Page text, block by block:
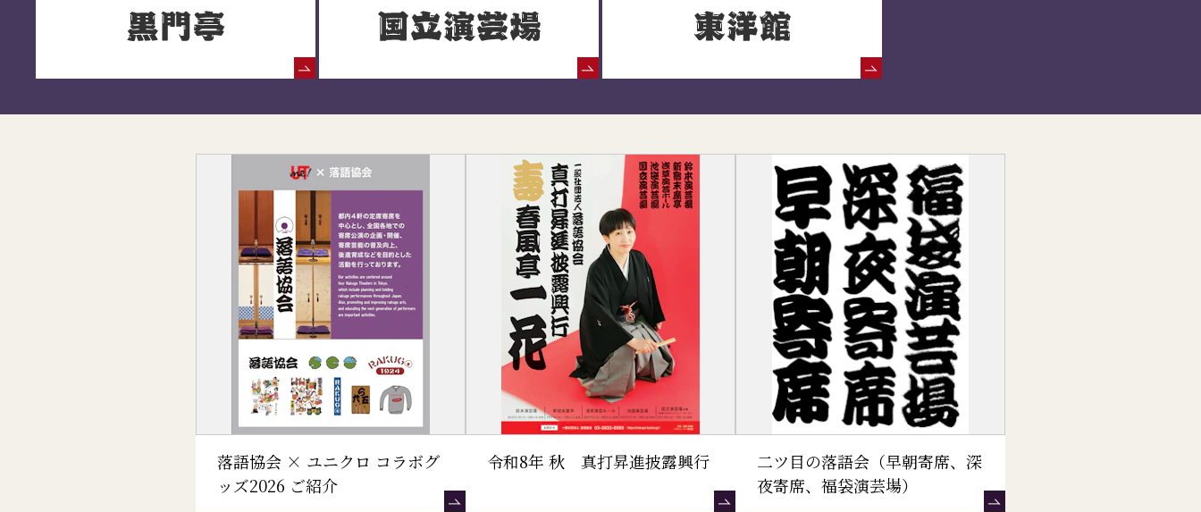
落語協会 × ユニクロ コラボグ
ッズ2026 ご紹介
令和8年 秋 真打昇進披露興行
二ツ目の落語会（早朝寄席、深
夜寄席、福袋演芸場）